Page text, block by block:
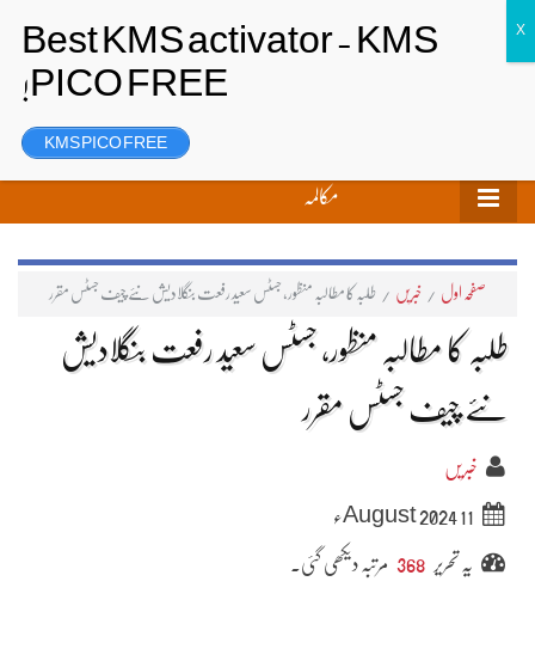
رجسٹر
مکالمہ
صفحہ اول / خبریں / طلبہ کا مطالبہ منظور، جسٹس سعید رفعت بنگلادیش نئے چیف جسٹس مقرر
طلبہ کا مطالبہ منظور، جسٹس سعید رفعت بنگلادیش
نئے چیف جسٹس مقرر
خبریں
11 August 2024ء
یہ تحریر 368 مرتبہ دیکھی گئی۔
KMS PICO FREE